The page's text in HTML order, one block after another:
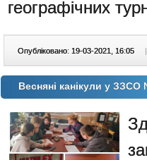
географічних
Опубліковано: 19-03-2021, 16:05 |
Весняні канікули у